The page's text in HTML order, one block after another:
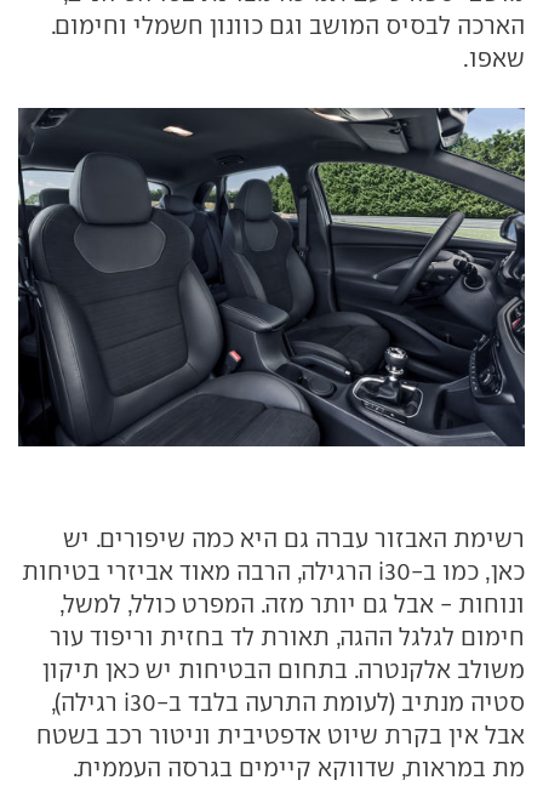
הארכה לבסיס המושב וגם כוונון חשמלי וחימום.
שאפו.
רשימת האבזור עברה גם היא כמה שיפורים. יש
כאן, כמו ב-i30 הרגילה, הרבה מאוד אביזרי בטיחות
ונוחות - אבל גם יותר מזה. המפרט כולל, למשל,
חימום לגלגל ההגה, תאורת לד בחזית וריפוד עור
משולב אלקנטרה. בתחום הבטיחות יש כאן תיקון
סטיה מנתיב (לעומת התרעה בלבד ב-i30 רגילה),
אבל אין בקרת שיוט אדפטיבית וניטור רכב בשטח
מת במראות, שדווקא קיימים בגרסה העממית.